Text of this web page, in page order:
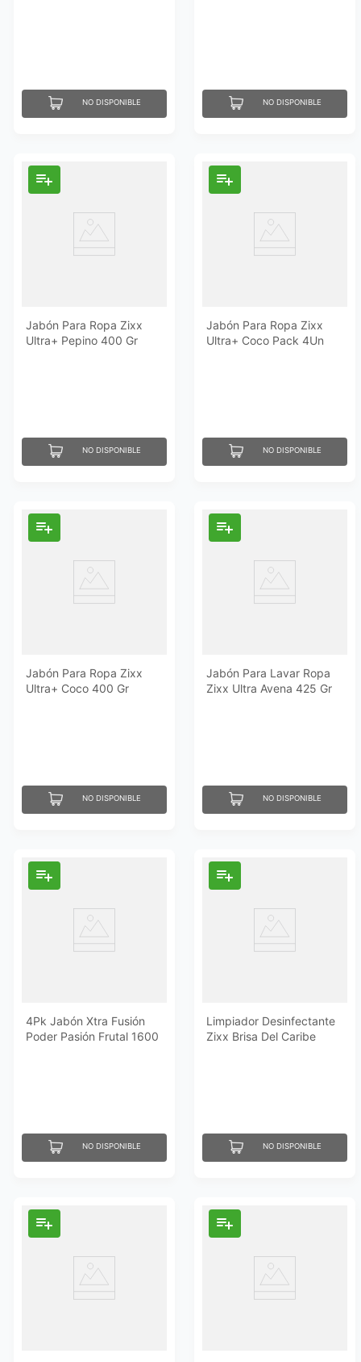
NO DISPONIBLE NO DISPONIBLE
Jabón Para Ropa Zixx
Ultra+ Pepino 400 Gr
NO DISPONIBLE
Jabón Para Ropa Zixx
Ultra+ Coco Pack 4Un
NO DISPONIBLE
Jabón Para Ropa Zixx
Ultra+ Coco 400 Gr
NO DISPONIBLE
Jabón Para Lavar Ropa
Zixx Ultra Avena 425 Gr
NO DISPONIBLE
4Pk Jabón Xtra Fusión
Poder Pasión Frutal 1600
NO DISPONIBLE
Limpiador Desinfectante
Zixx Brisa Del Caribe
NO DISPONIBLE